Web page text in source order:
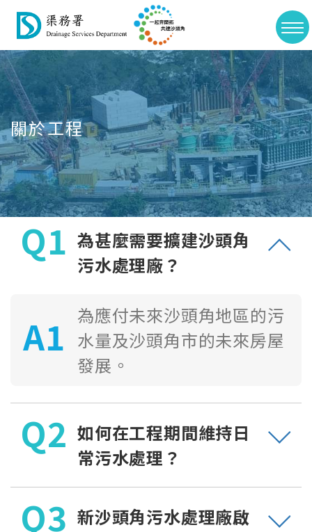
Skip
to
main
content
>
切
換
選
單
關於工程
為甚麼需要擴建沙頭角
污水處理廠？
為應付未來沙頭角地區的污
水量及沙頭角市的未來房屋
發展。
如何在工程期間維持日
常污水處理？
新沙頭角污水處理廠啟